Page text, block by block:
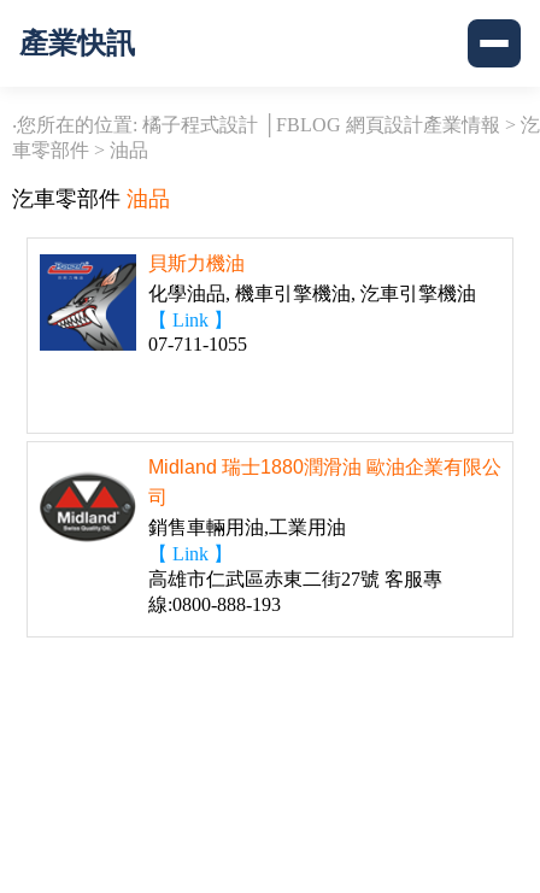
產業快訊
‧您所在的位置: 橘子程式設計 │FBLOG 網頁設計產業情報 > 汔
車零部件 > 油品
汔車零部件 油品
貝斯力機油
化學油品, 機車引擎機油, 汔車引擎機油
【 Link 】
07-711-1055
Midland 瑞士1880潤滑油 歐油企業有限公
司
銷售車輛用油,工業用油
【 Link 】
高雄市仁武區赤東二街27號 客服專
線:0800-888-193